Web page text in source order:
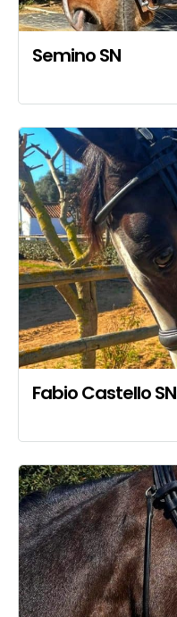
Semino SN
Fabio Castello SN